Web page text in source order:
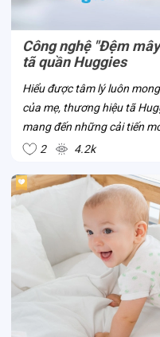
Công nghệ "Đệm
tã quần Huggies
Hiểu được tâm lý luôn
của mẹ, thương hiệu tã
mang đến những cải tiến
Công nghệ “Đệm mây 4
2 4.2k